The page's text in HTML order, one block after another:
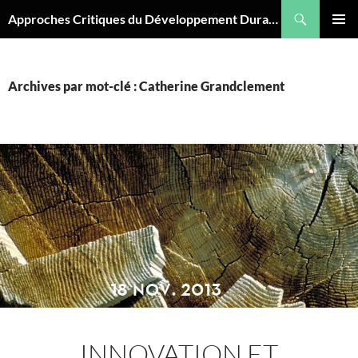
au
Approches Critiques du Développement Durable
Archives par mot-clé : Catherine Grandclement